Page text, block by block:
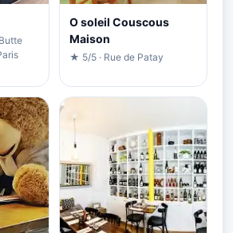
O soleil Couscous
Maison
★ 5/5 · Rue de Patay